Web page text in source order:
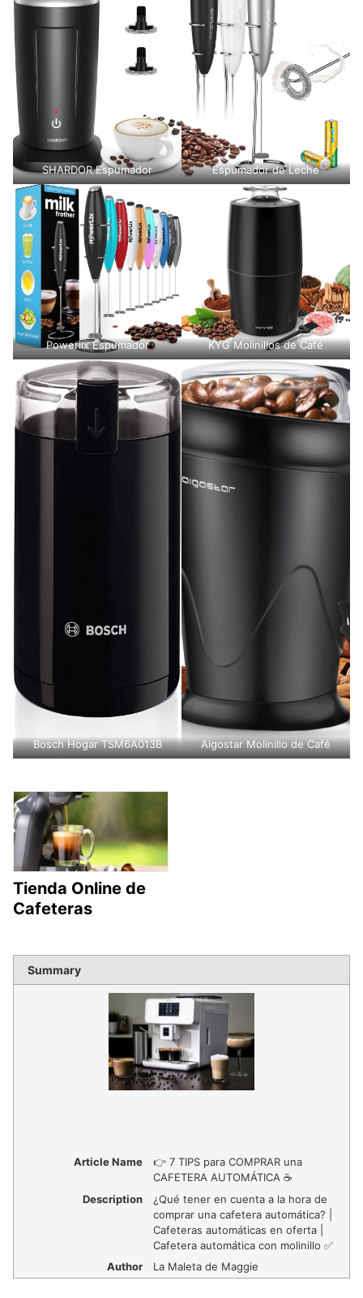
SHARDOR Espumador Espumador de Leche
Powerlix Espumador KYG Molinillos de Café
Bosch Hogar TSM6A013B Aigostar Molinillo de Café
Tienda Online de
Cafeteras
Summary
Article Name
👉 7 TIPS para COMPRAR una
CAFETERA AUTOMÁTICA ☕
Description
¿Qué tener en cuenta a la hora de
comprar una cafetera automática? |
Cafeteras automáticas en oferta |
Cafetera automática con molinillo ✅
Author
La Maleta de Maggie